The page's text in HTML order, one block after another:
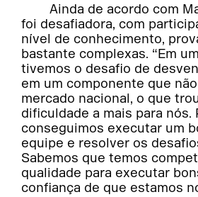
Ainda de acordo com
foi desafiadora, com
nível de conhecimento,
bastante complexas. “Em
tivemos o desafio de
em um componente que
mercado nacional, o que
dificuldade a mais para nós.
conseguimos executar um
equipe e resolver os
Sabemos que temos
qualidade para executar
confiança de que estamos